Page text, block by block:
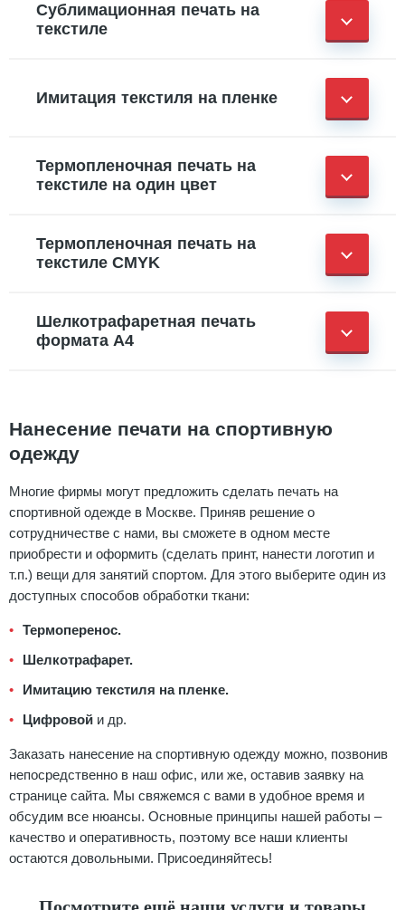
Сублимационная печать на
текстиле
Имитация текстиля на пленке
Термопленочная печать на
текстиле на один цвет
Термопленочная печать на
текстиле CMYK
Шелкотрафаретная печать
формата А4
Нанесение печати на спортивную
одежду
Многие фирмы могут предложить сделать печать на
спортивной одежде в Москве. Приняв решение о
сотрудничестве с нами, вы сможете в одном месте
приобрести и оформить (сделать принт, нанести логотип и
т.п.) вещи для занятий спортом. Для этого выберите один из
доступных способов обработки ткани:
Термоперенос.
Шелкотрафарет.
Имитацию текстиля на пленке.
Цифровой и др.
Заказать нанесение на спортивную одежду можно, позвонив
непосредственно в наш офис, или же, оставив заявку на
странице сайта. Мы свяжемся с вами в удобное время и
обсудим все нюансы. Основные принципы нашей работы –
качество и оперативность, поэтому все наши клиенты
остаются довольными. Присоединяйтесь!